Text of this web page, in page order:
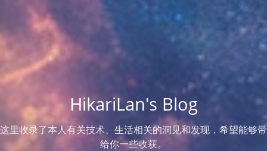
HikariLan's Blog
这里收录了本人有关技术、生活相关的洞见和发现，希望能够带
给你一些收获。